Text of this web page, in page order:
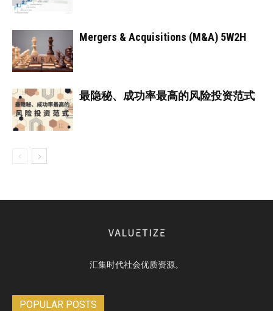
Mergers & Acquisitions (M&A) 5W2H
最隐秘、成功率最高的风险投资范式
汇集时代社会优质资源。
POPULAR POSTS